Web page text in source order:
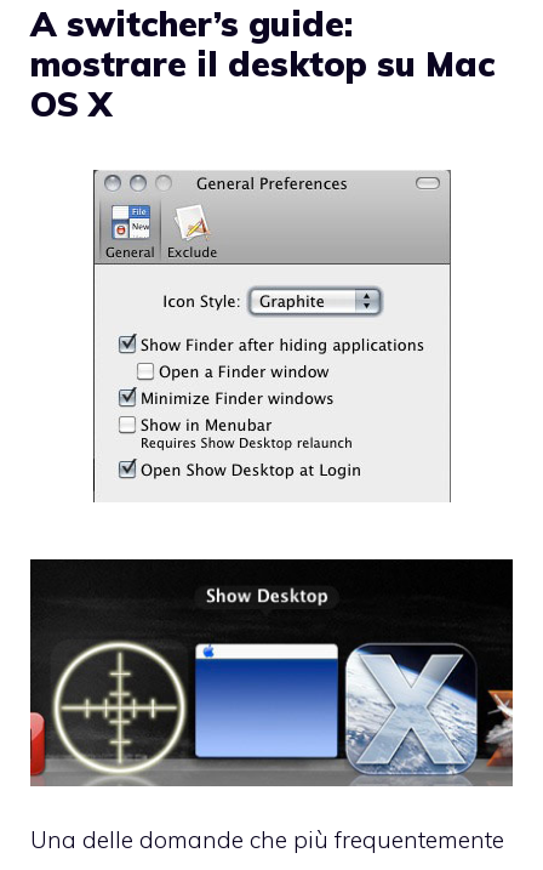
A switcher’s guide:
mostrare il desktop su Mac
OS X
Una delle domande che più frequentemente